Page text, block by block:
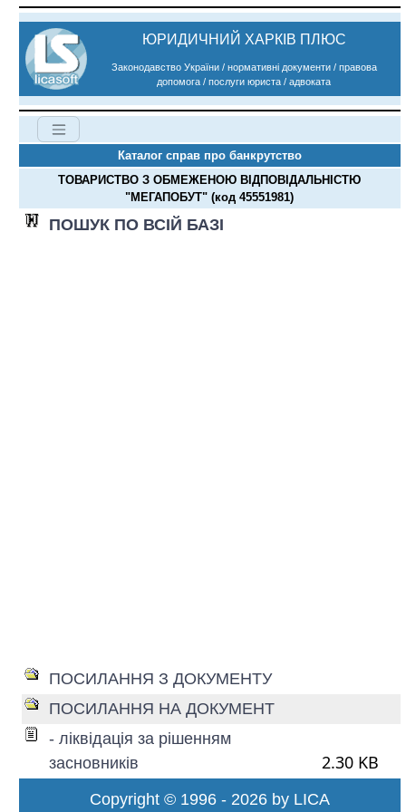
ЮРИДИЧНИЙ ХАРКІВ ПЛЮС
Законодавство України / нормативні документи / правова
допомога / послуги юриста / адвоката
Каталог справ про банкрутство
ТОВАРИСТВО З ОБМЕЖЕНОЮ ВІДПОВІДАЛЬНІСТЮ
"МЕГАПОБУТ" (код 45551981)
ПОШУК ПО ВСІЙ БАЗІ
ПОСИЛАННЯ З ДОКУМЕНТУ
ПОСИЛАННЯ НА ДОКУМЕНТ
- ліквідація за рішенням
засновників
2.30 KB
Copyright © 1996 - 2026 by LICA